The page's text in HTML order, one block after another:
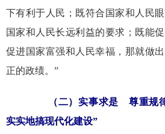
下有利于人民；既符合国家和人民
国家和人民长远利益的要求；既能
促进国家富强和人民幸福，那就做
正的政绩。”
（二）实事求是 尊重规
实实地搞现代化建设”